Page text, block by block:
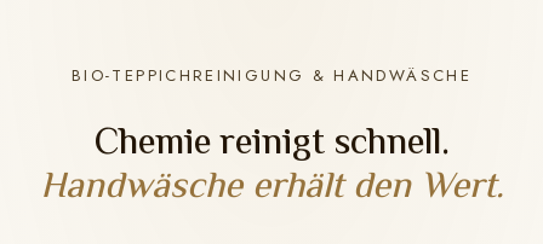
BIO-TEPPICHREINIGUNG & HANDWÄSCHE
Chemie reinigt schnell.
Handwäsche erhält den Wert.